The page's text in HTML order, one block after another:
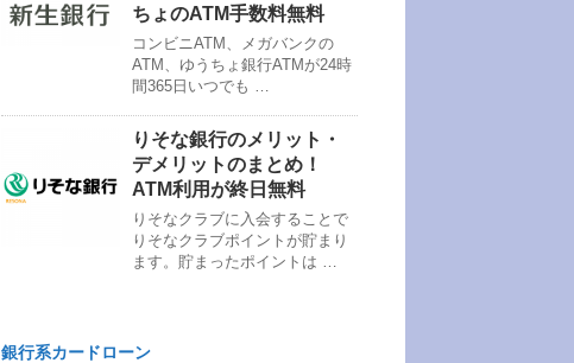
ちょのATM手数料無料
コンビニATM、メガバンクの
ATM、ゆうちょ銀行ATMが24時
間365日いつでも …
りそな銀行のメリット・
デメリットのまとめ！
ATM利用が終日無料
りそなクラブに入会することで
りそなクラブポイントが貯まり
ます。貯まったポイントは …
銀行系カードローン